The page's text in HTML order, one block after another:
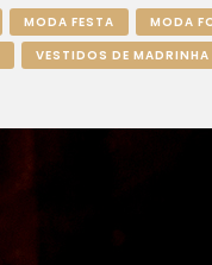
MODA FESTA MODA
VESTIDOS DE MADRINHA